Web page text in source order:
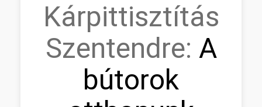
Kárpittisztítás
Szentendre: A
bútorok